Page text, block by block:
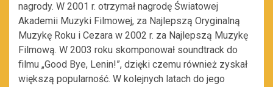
nagrody. W 2001 r. otrzymał nagrodę Światowej
Akademii Muzyki Filmowej, za Najlepszą Oryginalną
Muzykę Roku i Cezara w 2002 r. za Najlepszą Muzykę
Filmową. W 2003 roku skomponował soundtrack do
filmu „Good Bye, Lenin!”, dzięki czemu również zyskał
większą popularność. W kolejnych latach do jego